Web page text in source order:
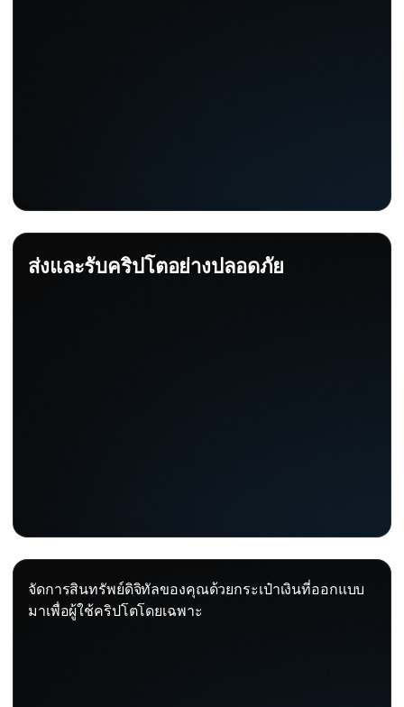
ส่งและรับคริปโตอย่างปลอดภัย
จัดการสินทรัพย์ดิจิทัลของคุณด้วยกระเป๋าเงินที่ออกแบบ
มาเพื่อผู้ใช้คริปโตโดยเฉพาะ